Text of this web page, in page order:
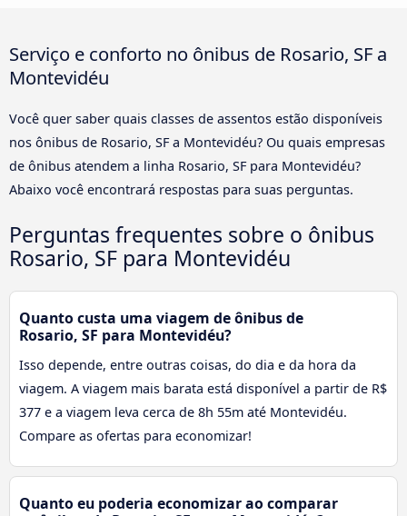
Serviço e conforto no ônibus de Rosario, SF a
Montevidéu
Você quer saber quais classes de assentos estão disponíveis
nos ônibus de Rosario, SF a Montevidéu? Ou quais empresas
de ônibus atendem a linha Rosario, SF para Montevidéu?
Abaixo você encontrará respostas para suas perguntas.
Perguntas frequentes sobre o ônibus
Rosario, SF para Montevidéu
Quanto custa uma viagem de ônibus de
Rosario, SF para Montevidéu?
Isso depende, entre outras coisas, do dia e da hora da
viagem. A viagem mais barata está disponível a partir de R$
377 e a viagem leva cerca de 8h 55m até Montevidéu.
Compare as ofertas para economizar!
Quanto eu poderia economizar ao comparar